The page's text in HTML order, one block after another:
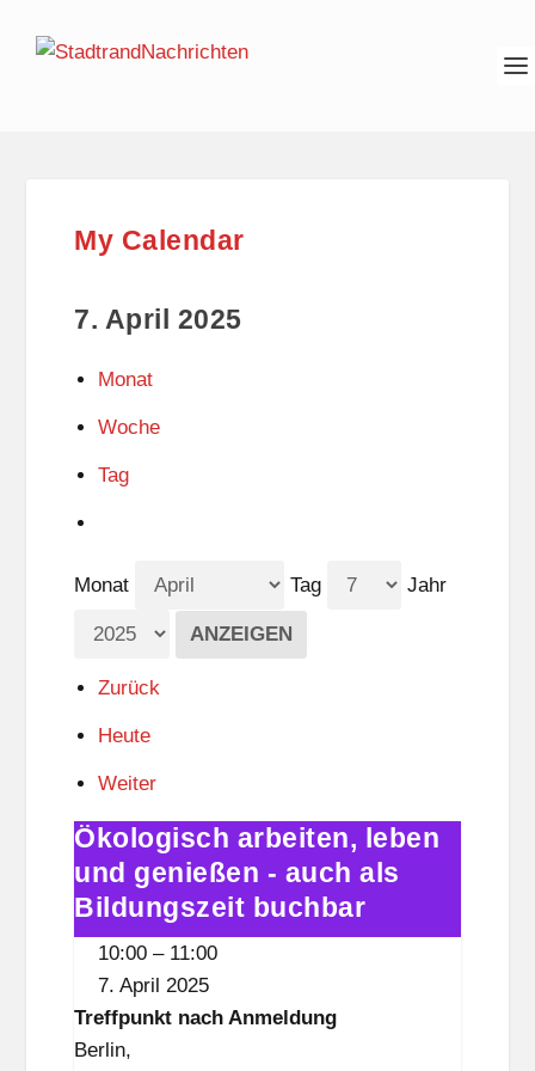
My Calendar
7. April 2025
Monat
Woche
Tag
Monat Tag Jahr
Zurück
Heute
Weiter
Ökologisch
arbeiten,
leben
und
genießen
auch
als
Ökologisch arbeiten, leben
und genießen - auch als
Bildungszeit buchbar
10:00 – 11:00
7. April 2025
Treffpunkt nach Anmeldung
Berlin,